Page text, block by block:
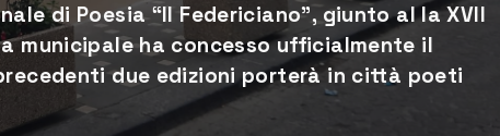
di Poesia “Il Federiciano”, giunto al la XVII
municipale ha concesso ufficialmente il
due edizioni porterà in città poeti